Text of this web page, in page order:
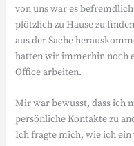
von uns war es
plötzlich zu Hause zu
aus der Sache
hatten wir immerhin noch
Office arbeiten.
Mir war bewusst, dass ich
persönliche Kontakte zu
Ich fragte mich, wie ich